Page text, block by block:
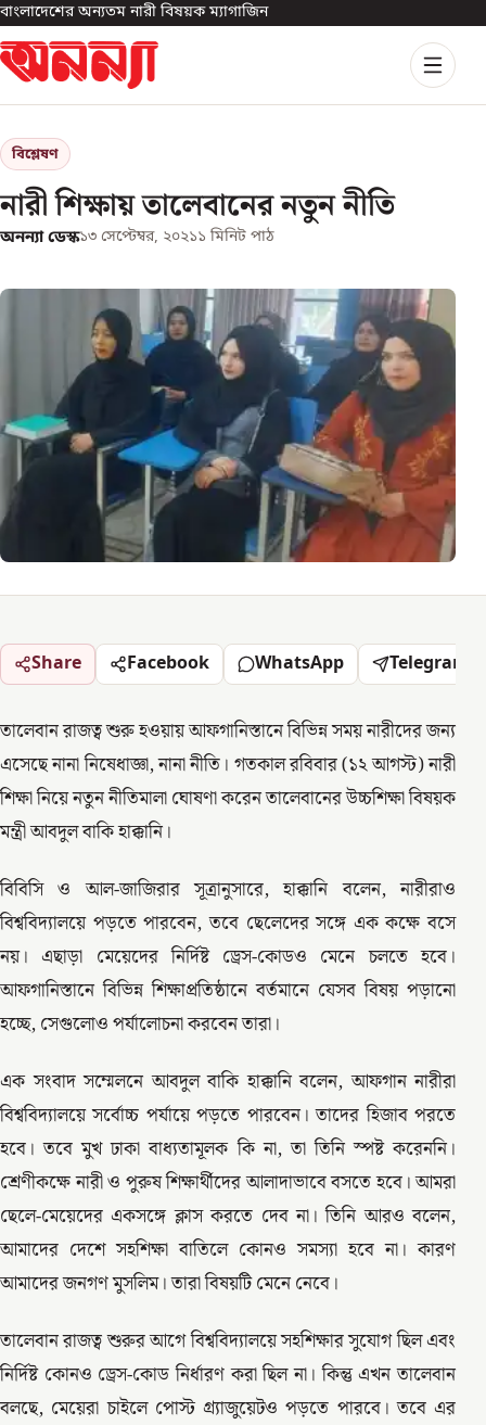
বাংলাদেশের অন্যতম নারী বিষয়ক ম্যাগাজিন
বিশ্লেষণ
নারী শিক্ষায় তালেবানের নতুন নীতি
অনন্যা ডেস্ক১৩ সেপ্টেম্বর, ২০২১১ মিনিট পাঠ
Share Facebook WhatsApp Telegram
তালেবান রাজত্ব শুরু হওয়ায় আফগানিস্তানে বিভিন্ন সময় নারীদের জন্য
এসেছে নানা নিষেধাজ্ঞা, নানা নীতি। গতকাল রবিবার (১২ আগস্ট) নারী
শিক্ষা নিয়ে নতুন নীতিমালা ঘোষণা করেন তালেবানের উচ্চশিক্ষা বিষয়ক
মন্ত্রী আবদুল বাকি হাক্কানি।
বিবিসি ও আল-জাজিরার সূত্রানুসারে, হাক্কানি বলেন, নারীরাও
বিশ্ববিদ্যালয়ে পড়তে পারবেন, তবে ছেলেদের সঙ্গে এক কক্ষে বসে
নয়। এছাড়া মেয়েদের নির্দিষ্ট ড্রেস-কোডও মেনে চলতে হবে।
আফগানিস্তানে বিভিন্ন শিক্ষাপ্রতিষ্ঠানে বর্তমানে যেসব বিষয় পড়ানো
হচ্ছে, সেগুলোও পর্যালোচনা করবেন তারা।
এক সংবাদ সম্মেলনে আবদুল বাকি হাক্কানি বলেন, আফগান নারীরা
বিশ্ববিদ্যালয়ে সর্বোচ্চ পর্যায়ে পড়তে পারবেন। তাদের হিজাব পরতে
হবে। তবে মুখ ঢাকা বাধ্যতামূলক কি না, তা তিনি স্পষ্ট করেননি।
শ্রেণীকক্ষে নারী ও পুরুষ শিক্ষার্থীদের আলাদাভাবে বসতে হবে। আমরা
ছেলে-মেয়েদের একসঙ্গে ক্লাস করতে দেব না। তিনি আরও বলেন,
আমাদের দেশে সহশিক্ষা বাতিলে কোনও সমস্যা হবে না। কারণ
আমাদের জনগণ মুসলিম। তারা বিষয়টি মেনে নেবে।
তালেবান রাজত্ব শুরুর আগে বিশ্ববিদ্যালয়ে সহশিক্ষার সুযোগ ছিল এবং
নির্দিষ্ট কোনও ড্রেস-কোড নির্ধারণ করা ছিল না। কিন্তু এখন তালেবান
বলছে, মেয়েরা চাইলে পোস্ট গ্র্যাজুয়েটও পড়তে পারবে। তবে এর